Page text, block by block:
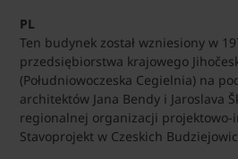
PL
Ten budynek został wzniesiony w
przedsiębiorstwa krajowego
(Południowoczeska Cegielnia) na
architektów Jana Bendy i Jaroslava
regionalnej organizacji projektowo-
Stavoprojekt w Czeskich